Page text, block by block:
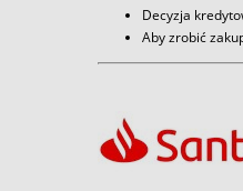
Decyzja
Aby zrobić